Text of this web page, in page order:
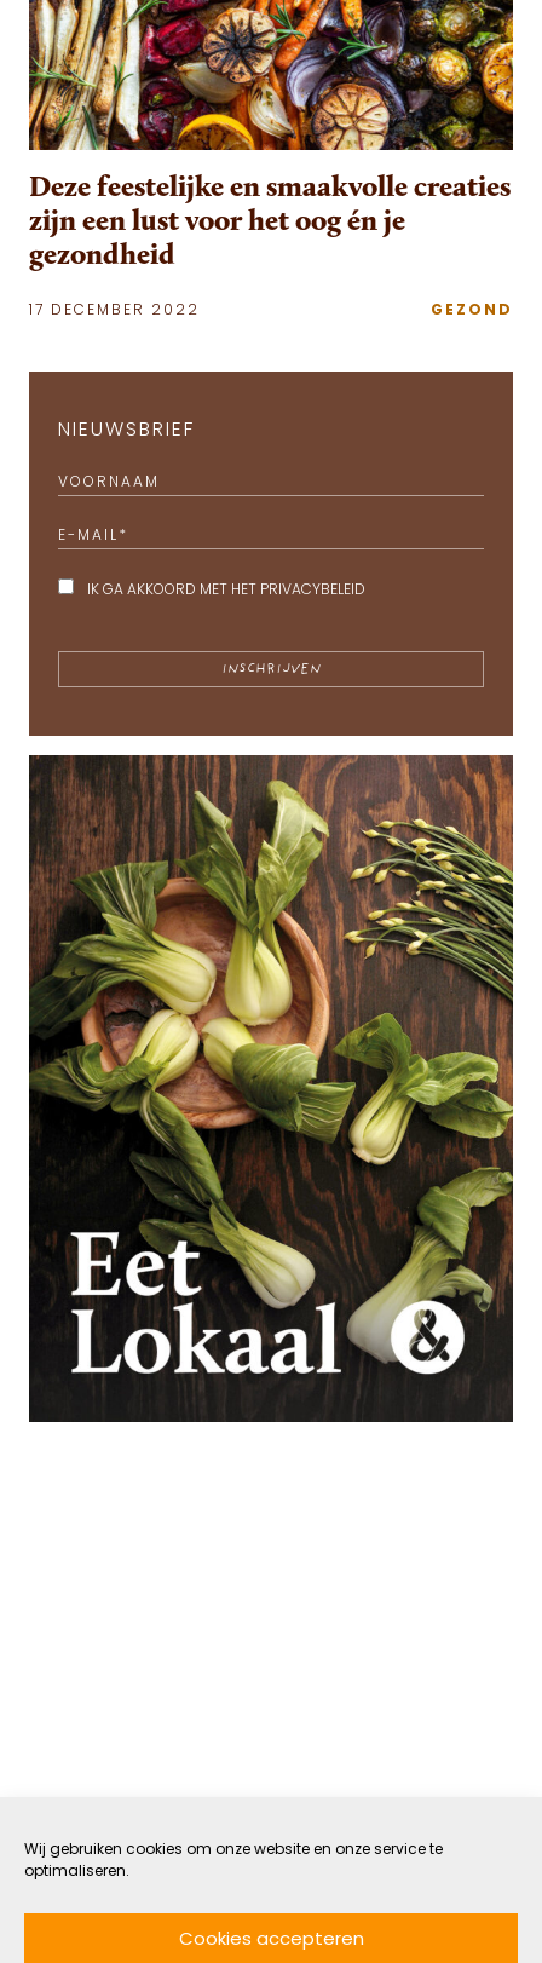
Wij gebruiken cookies om onze website en onze service te
optimaliseren.
Cookies accepteren
Deze feestelijke en smaakvolle creaties
zijn een lust voor het oog én je
gezondheid
17 DECEMBER 2022 GEZOND
NIEUWSBRIEF
VOORNAAM
E-MAIL *
IK GA AKKOORD MET HET PRIVACYBELEID
Zullen we stoppen met
cadeaus die niet uit ons hart